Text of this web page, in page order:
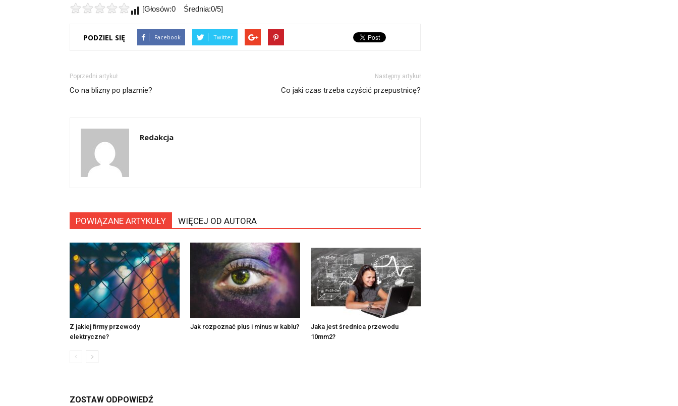
[Głosów:0 Średnia:0/5]
PODZIEL SIĘ Facebook Twitter
Poprzedni artykuł
Co na blizny po plazmie?
Następny artykuł
Co jaki czas trzeba czyścić przepustnicę?
Redakcja
POWIĄZANE ARTYKUŁY WIĘCEJ OD AUTORA
Z jakiej firmy przewody
elektryczne?
Jak rozpoznać plus i minus w kablu?
Jaka jest średnica przewodu
10mm2?
ZOSTAW ODPOWIEDŹ